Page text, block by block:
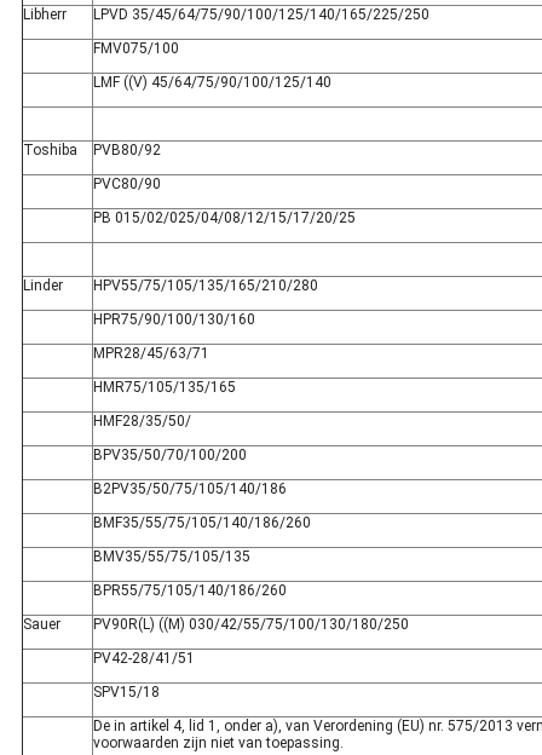
Libherr
LPVD 35/45/64/75/90/100/125/140/165/225/250
FMV075/100
LMF ((V) 45/64/75/90/100/125/140
Toshiba
PVB80/92
PVC80/90
PB 015/02/025/04/08/12/15/17/20/25
Linder
HPV55/75/105/135/165/210/280
HPR75/90/100/130/160
MPR28/45/63/71
HMR75/105/135/165
HMF28/35/50/
BPV35/50/70/100/200
B2PV35/50/75/105/140/186
BMF35/55/75/105/140/186/260
BMV35/55/75/105/135
BPR55/75/105/140/186/260
Sauer
PV90R(L) ((M) 030/42/55/75/100/130/180/250
PV42-28/41/51
SPV15/18
De in artikel 4, lid 1, onder a), van Verordening (EU) nr. 575/2013
voorwaarden zijn niet van toepassing.